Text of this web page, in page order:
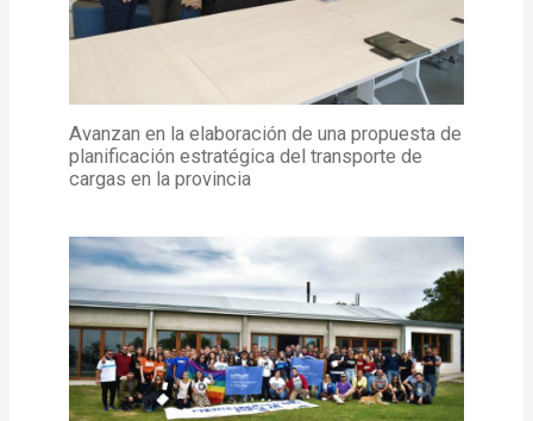
Avanzan en la elaboración de una propuesta de
planificación estratégica del transporte de
cargas en la provincia